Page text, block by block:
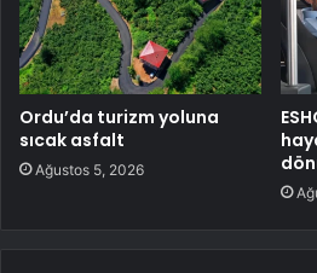
Ordu’da turizm yoluna
sıcak asfalt
Ağustos 5, 2026